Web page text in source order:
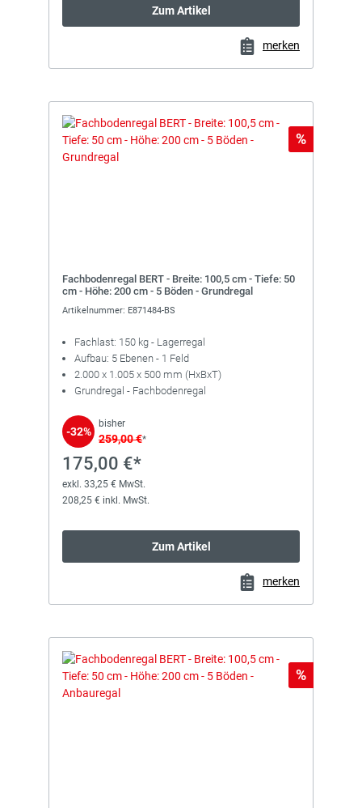
Zum Artikel
merken
Rabatt
%
Fachbodenregal BERT - Breite: 100,5 cm - Tiefe: 50
cm - Höhe: 200 cm - 5 Böden - Grundregal
Artikelnummer: E871484-BS
Fachlast: 150 kg - Lagerregal
Aufbau: 5 Ebenen - 1 Feld
2.000 x 1.005 x 500 mm (HxBxT)
Grundregal - Fachbodenregal
-32%
bisher
259,00 €*
175,00 €*
exkl. 33,25 € MwSt.
208,25 € inkl. MwSt.
Zum Artikel
merken
Rabatt
%